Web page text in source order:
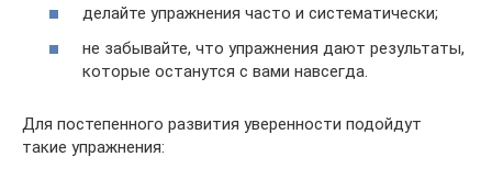
делайте упражнения часто и систематически;
не забывайте, что упражнения дают результаты,
которые останутся с вами навсегда.
Для постепенного развития уверенности подойдут
такие упражнения: